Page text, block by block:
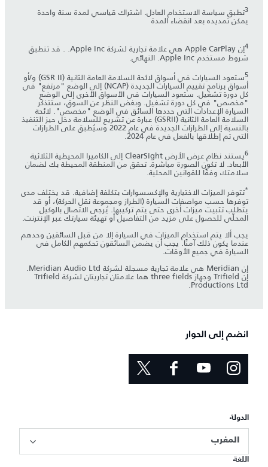
3تطبق سياسة الاستخدام العادل. اشتراك قياسي لمدة سنة واحدة
يمكن تمديده بعد انقضاء المدة
4 إن Apple CarPlay هي علامة تجارية لشركة Apple Inc. . قد تنطبق
شروط مستخدم Apple Inc. النهائي.
5 ستعود السيارات في أسواق لائحة السلامة العامة الثانية (GSR II) و/أو
أسواق برنامج تقييم السيارات الجديدة (NCAP) إلى الوضع "مرتفع" في
كل دورة تشغيل. ستعود السيارات في الأسواق الأخرى إلى الوضع
"مخصص" في كل دورة تشغيل. وبغض النظر عن السوق، ستتذكر
السيارة الإعدادات التي حددها السائق في الوضع "مخصص". لائحة
السلامة العامة الثانية (GSRII) عبارة عن تشريع للسلامة دخل حيز التنفيذ
بالنسبة إلى الطرازات الجديدة في عام 2022 وسيُطبق على الطرازات
التي تم إطلاقها بالفعل في عام 2024.
6 يستند نظام عرض الأرض ClearSight إلى الكاميرا المحيطية الثلاثية
الأبعاد. لا تكون الصورة مباشرة. تحقق من المنطقة المحيطة بك لضمان
سلامتك وفقًا للقوانين المحلية.
*تتوفر الميزات الاختيارية والإكسسوارات بتكلفة إضافية. قد يختلف مدى
توفرها حسب مواصفات السيارة (الطراز ومجموعة نقل الحركة)، أو قد
يتطلب تثبيت ميزات أخرى حتى يتم تركيبها. يُرجى الاتصال بالوكيل
المحلّي للحصول على مزيد من التفاصيل أو تهيئة سيارتك عبر الإنترنت.
يجب ألا يتم استخدام الميزات في السيارة إلا من قبل السائقين وحدهم
عندما يكون ذلك آمنًا. يجب أن يضمن السائقون تحكمهم الكامل في
السيارة في جميع الأوقات.
إن Meridian هي علامة تجارية مسجلة لشركة Meridian Audio Ltd.
إن Trifield وجهاز three fields هما علامتان تجاريتان لشركة Trifield
Productions Ltd.
انضم إلى الحوار
الدولة
المغرب
اللغة